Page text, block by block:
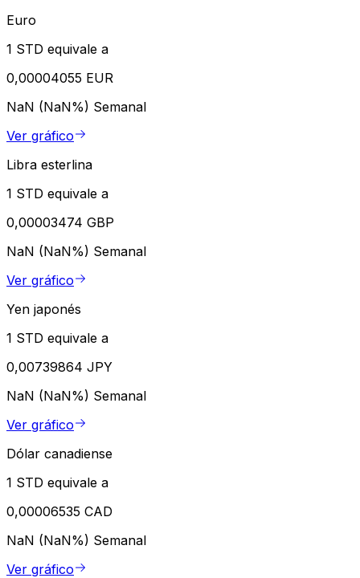
Euro
1 STD equivale a
0,00004055 EUR
NaN (NaN%) Semanal
Ver gráfico
Libra esterlina
1 STD equivale a
0,00003474 GBP
NaN (NaN%) Semanal
Ver gráfico
Yen japonés
1 STD equivale a
0,00739864 JPY
NaN (NaN%) Semanal
Ver gráfico
Dólar canadiense
1 STD equivale a
0,00006535 CAD
NaN (NaN%) Semanal
Ver gráfico